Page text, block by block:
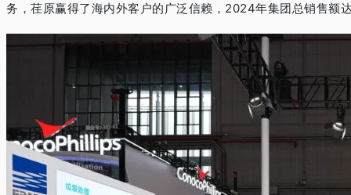
务，荏原赢得了海内外客户的广泛信赖， 2024年集团总销售额